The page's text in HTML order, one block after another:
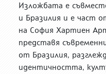
Изложбата е
и Бразилия и е част
на София Хартиен
представя
от Бразилия,
идентичността,